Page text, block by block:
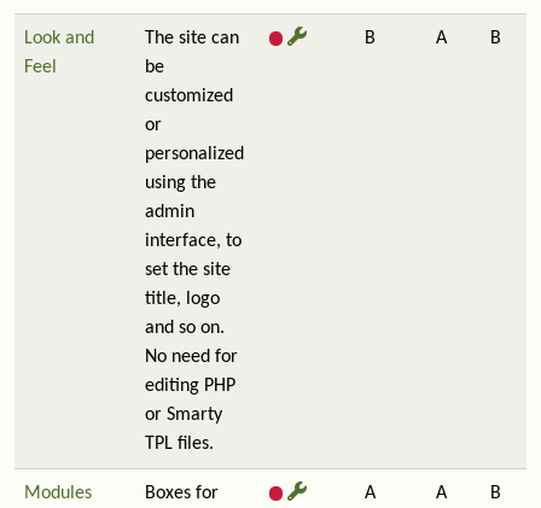
Look and
Feel
The site can
be
customized
or
personalized
using the
admin
interface, to
set the site
title, logo
and so on.
No need for
editing PHP
or Smarty
TPL files.
B A B
Modules
Boxes for
A A B